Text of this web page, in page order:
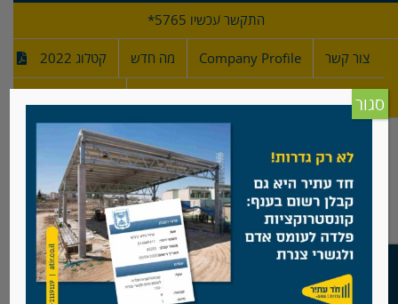
התקשר עכשיו 5765*
צור קשר Company Profile מה חדש קטלוג 2022
נשר ועפרוני
סגור